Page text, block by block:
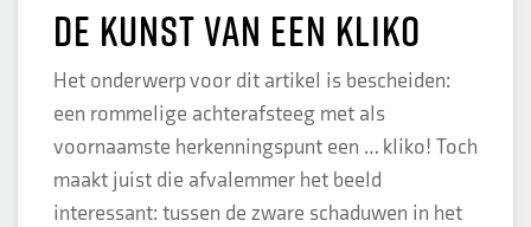
De kunst van een kliko
Het onderwerp voor dit artikel is bescheiden:
een rommelige achterafsteeg met als
voornaamste herkenningspunt een … kliko! Toch
maakt juist die afvalemmer het beeld
interessant: tussen de zware schaduwen in het